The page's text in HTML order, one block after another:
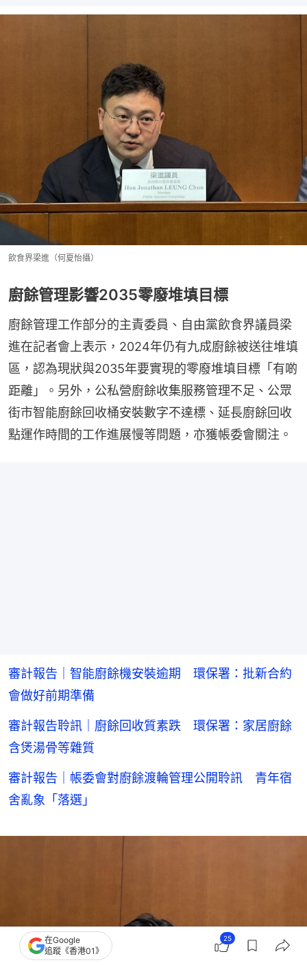
飲食界梁進（何夏怡攝）
廚餘管理影響2035零廢堆填目標
廚餘管理工作部分的主責委員、自由黨飲食界議員梁
進在記者會上表示，2024年仍有九成廚餘被送往堆填
區，認為現狀與2035年要實現的零廢堆填目標「有啲
距離」。另外，公私營廚餘收集服務管理不足、公眾
街市智能廚餘回收桶安裝數字不達標、延長廚餘回收
點運作時間的工作進展慢等問題，亦獲帳委會關注。
審計報告｜智能廚餘機安裝逾期 環保署：批新合約
會做好前期準備
審計報告聆訊｜廚餘回收質素跌 環保署：家居廚餘
含煲湯骨等雜質
審計報告｜帳委會對廚餘渡輪管理公開聆訊 青年宿
舍亂象「落選」
在Google
追蹤《香港01》
25